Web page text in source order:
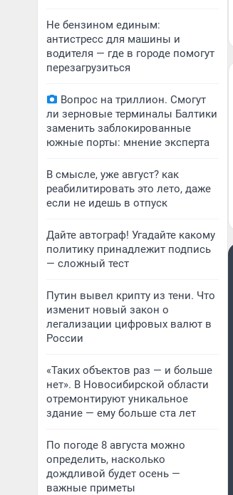
Не бензином единым:
антистресс для машины и
водителя — где в городе помогут
перезагрузиться
Вопрос на триллион. Смогут
ли зерновые терминалы Балтики
заменить заблокированные
южные порты: мнение эксперта
В смысле, уже август? как
реабилитировать это лето, даже
если не идешь в отпуск
Дайте автограф! Угадайте какому
политику принадлежит подпись
— сложный тест
Путин вывел крипту из тени. Что
изменит новый закон о
легализации цифровых валют в
России
«Таких объектов раз — и больше
нет». В Новосибирской области
отремонтируют уникальное
здание — ему больше ста лет
По погоде 8 августа можно
определить, насколько
дождливой будет осень —
важные приметы